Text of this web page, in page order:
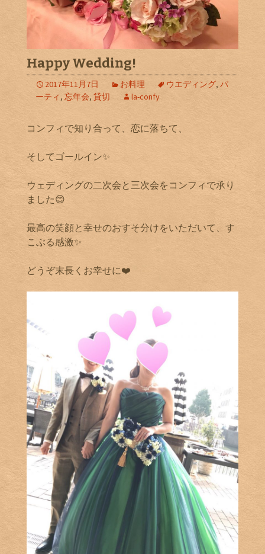
Happy Wedding!
2017年11月7日 お料理 ウエディング, パ
ーティ , 忘年会, 貸切 la-confy
コンフィで知り合って、恋に落ちて、
そしてゴールイン✨
ウェディングの二次会と三次会をコンフィで承り
ました😊
最高の笑顔と幸せのおすそ分けをいただいて、す
こぶる感激✨
どうぞ末長くお幸せに❤️